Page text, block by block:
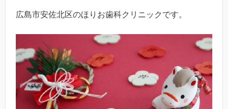
広島市安佐北区のほりお歯科クリニックです。